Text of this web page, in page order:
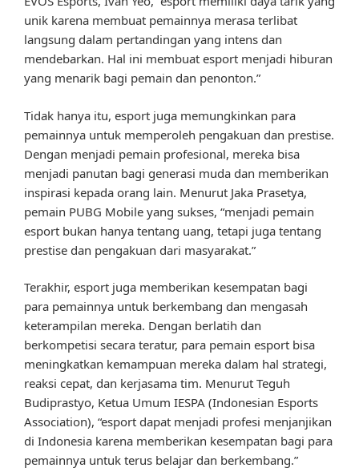
unik karena membuat pemainnya merasa terlibat
langsung dalam pertandingan yang intens dan
mendebarkan. Hal ini membuat esport menjadi hiburan
yang menarik bagi pemain dan penonton.”
Tidak hanya itu, esport juga memungkinkan para
pemainnya untuk memperoleh pengakuan dan prestise.
Dengan menjadi pemain profesional, mereka bisa
menjadi panutan bagi generasi muda dan memberikan
inspirasi kepada orang lain. Menurut Jaka Prasetya,
pemain PUBG Mobile yang sukses, “menjadi pemain
esport bukan hanya tentang uang, tetapi juga tentang
prestise dan pengakuan dari masyarakat.”
Terakhir, esport juga memberikan kesempatan bagi
para pemainnya untuk berkembang dan mengasah
keterampilan mereka. Dengan berlatih dan
berkompetisi secara teratur, para pemain esport bisa
meningkatkan kemampuan mereka dalam hal strategi,
reaksi cepat, dan kerjasama tim. Menurut Teguh
Budiprastyo, Ketua Umum IESPA (Indonesian Esports
Association), “esport dapat menjadi profesi menjanjikan
di Indonesia karena memberikan kesempatan bagi para
pemainnya untuk terus belajar dan berkembang.”